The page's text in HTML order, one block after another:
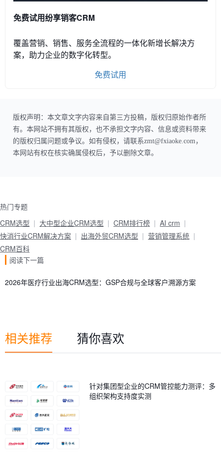
免费试用纷享销客CRM
覆盖营销、销售、服务全流程的一体化新增长解决方
案，助力企业的数字化转型。
免费试用
版权声明：本文章文字内容来自第三方投稿，版权归原始作者所
有。本网站不拥有其版权，也不承担文字内容、信息或资料带来
的版权归属问题或争议。如有侵权，请联系zmt@fxiaoke.com，
本网站有权在核实确属侵权后，予以删除文章。
热门专题
CRM选型
大中型企业CRM选型 CRM排行榜
AI crm
快消行业CRM解决方案
出海外贸CRM选型
营销管理系统
CRM百科
阅读下一篇
2026年医疗行业出海CRM选型：GSP合规与全球客户溯源方案
相关推荐 猜你喜欢
针对集团型企业的CRM管控能力测评：多
组织架构支持度实测